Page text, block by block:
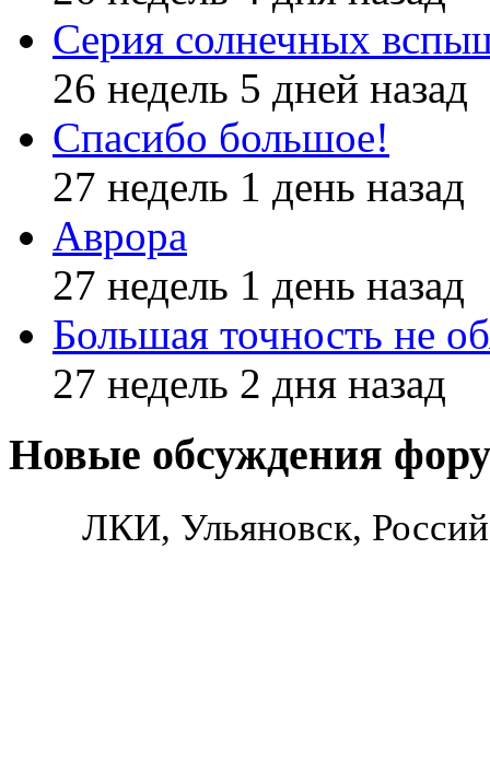
Серия солнечных
26 недель 5 дней назад
Спасибо большое!
27 недель 1 день назад
Аврора
27 недель 1 день назад
Большая точность не
27 недель 2 дня назад
Новые обсуждения
ЛКИ, Ульяновск,